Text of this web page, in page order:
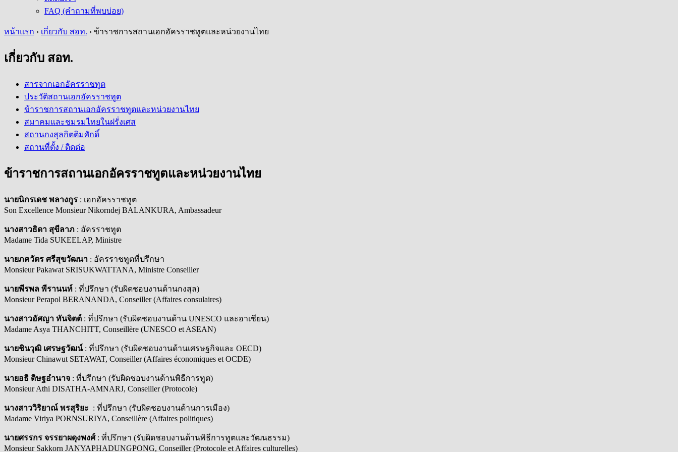
FAQ (คำถามที่พบบ่อย)
หน้าแรก › เกี่ยวกับ สอท. › ข้าราชการสถานเอกอัครราชทูตและหน่วยงานไทย
เกี่ยวกับ สอท.
สารจากเอกอัครราชทูต
ประวัติสถานเอกอัครราชทูต
ข้าราชการสถานเอกอัครราชทูตและหน่วยงานไทย
สมาคมและชมรมไทยในฝรั่งเศส
สถานกงสุลกิตติมศักดิ์
สถานที่ตั้ง / ติดต่อ
ข้าราชการสถานเอกอัครราชทูตและหน่วยงานไทย
นายนิกรเดช พลางกูร : เอกอัครราชทูต
Son Excellence Monsieur Nikorndej BALANKURA, Ambassadeur
นางสาวธิดา สุขีลาภ : อัครราชทูต
Madame Tida SUKEELAP, Ministre
นายภควัตร ศรีสุขวัฒนา : อัครราชทูตที่ปรึกษา
Monsieur Pakawat SRISUKWATTANA, Ministre Conseiller
นายพีรพล พีรานนท์ : ที่ปรึกษา (รับผิดชอบงานด้านกงสุล)
Monsieur Perapol BERANANDA, Conseiller (Affaires consulaires)
นางสาวอัศญา ทันจิตต์ : ที่ปรึกษา (รับผิดชอบงานด้าน UNESCO และอาเซียน)
Madame Asya THANCHITT, Conseillère (UNESCO et ASEAN)
นายชินวุฒิ เศรษฐวัฒน์ : ที่ปรึกษา (รับผิดชอบงานด้านเศรษฐกิจและ OECD)
Monsieur Chinawut SETAWAT, Conseiller (Affaires économiques et OCDE)
นายอธิ ดิษฐอำนาจ : ที่ปรึกษา (รับผิดชอบงานด้านพิธีการทูต)
Monsieur Athi DISATHA-AMNARJ, Conseiller (Protocole)
นางสาววิริยาณ์ พรสุริยะ : ที่ปรึกษา (รับผิดชอบงานด้านการเมือง)
Madame Viriya PORNSURIYA, Conseillère (Affaires politiques)
นายศรรกร จรรยาผดุงพงศ์: ที่ปรึกษา (รับผิดชอบงานด้านพิธีการทูตและวัฒนธรรม)
Monsieur Sakkorn JANYAPHADUNGPONG, Conseiller (Protocole et Affaires culturelles)